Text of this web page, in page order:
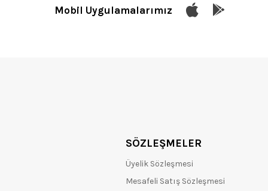
Mobil Uygulamalarımız
SÖZLEŞMELER
Üyelik Sözleşmesi
Mesafeli Satış Sözleşmesi